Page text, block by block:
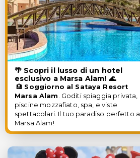
🌴 Scopri il lusso di un hotel
esclusivo a Marsa Alam! 🌊
🏨 Soggiorno al Sataya Resort
Marsa Alam . Goditi spiaggia privata,
piscine mozzafiato, spa, e viste
spettacolari. Il tuo paradiso perfetto a
Marsa Alam!